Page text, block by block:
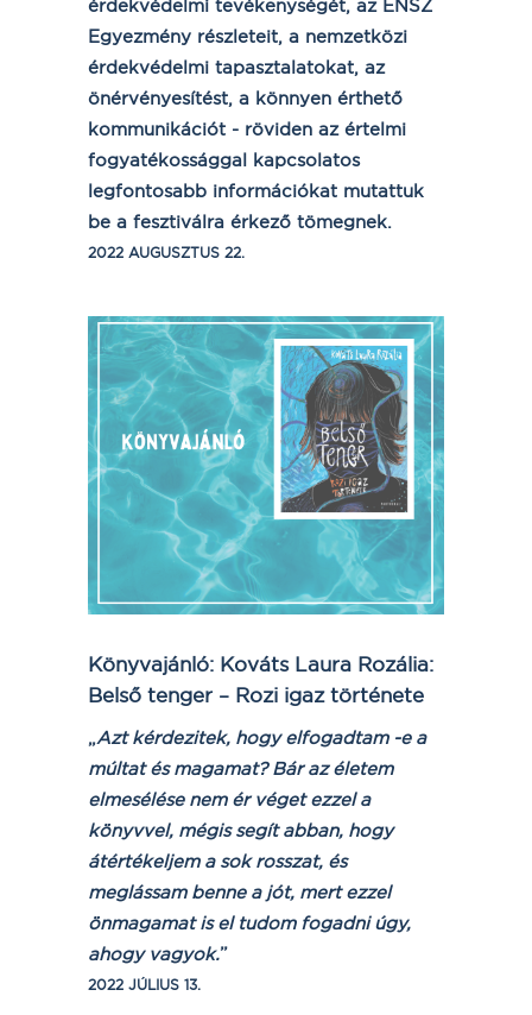
érdekvédelmi tevékenységét, az ENSZ
Egyezmény részleteit, a nemzetközi
érdekvédelmi tapasztalatokat, az
önérvényesítést, a könnyen érthető
kommunikációt - röviden az értelmi
fogyatékossággal kapcsolatos
legfontosabb információkat mutattuk
be a fesztiválra érkező tömegnek.
2022 AUGUSZTUS 22.
Könyvajánló: Kováts Laura Rozália:
Belső tenger – Rozi igaz története
„Azt kérdezitek, hogy elfogadtam -e a
múltat és magamat? Bár az életem
elmesélése nem ér véget ezzel a
könyvvel, mégis segít abban, hogy
átértékeljem a sok rosszat, és
meglássam benne a jót, mert ezzel
önmagamat is el tudom fogadni úgy,
ahogy vagyok.”
2022 JÚLIUS 13.